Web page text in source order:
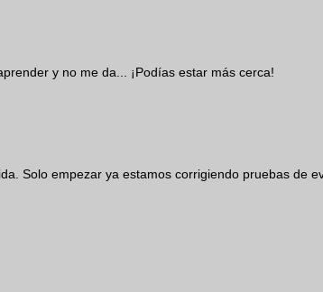
y no me da... ¡Podías estar más cerca!
Solo empezar ya estamos corrigiendo pruebas de